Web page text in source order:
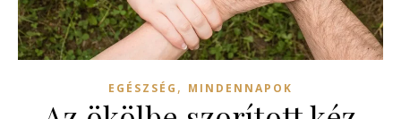
EGÉSZSÉG , MINDENNAPOK